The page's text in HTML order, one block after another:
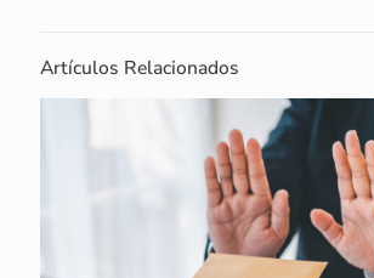
Artículos Relacionados